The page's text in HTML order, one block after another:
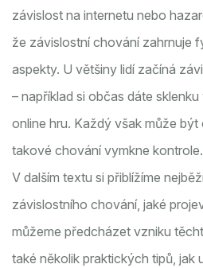
závislost na internetu nebo
že závislostní chování zahrnuje
aspekty. U většiny lidí začíná
– například si občas dáte
online hru. Každý však může
takové chování vymkne kontrole.
V dalším textu si přiblížíme
závislostního chování, jaké
můžeme předcházet vzniku
také několik praktických tipů, jak